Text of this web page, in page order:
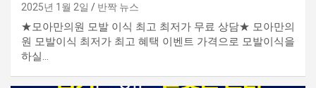
2025년 1월 2일 반짝 뉴스
★모아만의원 모발 이식 최고 최저가 무료 상담★ 모아만의
원 모발이식 최저가 최고 혜택 이벤트 가격으로 모발이식을
하실…